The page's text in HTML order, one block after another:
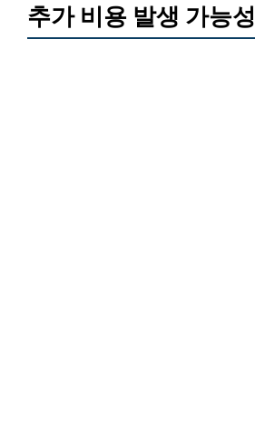
추가 비용 발생 가능성